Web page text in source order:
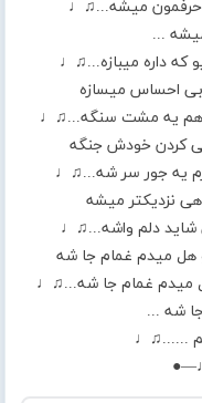
حرفمون میشه...♫♩
...
داره میبازه...♫♩
بی احساس میسازه
هم یه مشت سنگه...♫♩
کردن خودش جنگه
یه جور سر شه...♫♩
هی نزدیکتر میشه
شاید دلم واشه...♫♩
هل میدم غمام جا شه
میدم غمام جا شه...♫♩
شه ...
......♫♩